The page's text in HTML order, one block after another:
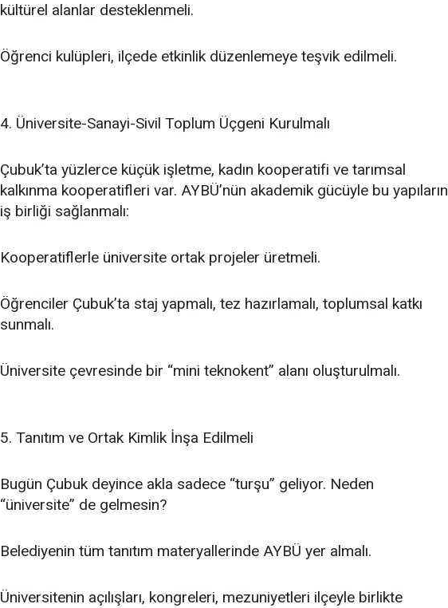
kültürel alanlar desteklenmeli.
Öğrenci kulüpleri, ilçede etkinlik düzenlemeye teşvik edilmeli.
4. Üniversite-Sanayi-Sivil Toplum Üçgeni Kurulmalı
Çubuk’ta yüzlerce küçük işletme, kadın kooperatifi ve tarımsal
kalkınma kooperatifleri var. AYBÜ’nün akademik gücüyle bu yapıların
iş birliği sağlanmalı:
Kooperatiflerle üniversite ortak projeler üretmeli.
Öğrenciler Çubuk’ta staj yapmalı, tez hazırlamalı, toplumsal katkı
sunmalı.
Üniversite çevresinde bir “mini teknokent” alanı oluşturulmalı.
5. Tanıtım ve Ortak Kimlik İnşa Edilmeli
Bugün Çubuk deyince akla sadece “turşu” geliyor. Neden
“üniversite” de gelmesin?
Belediyenin tüm tanıtım materyallerinde AYBÜ yer almalı.
Üniversitenin açılışları, kongreleri, mezuniyetleri ilçeyle birlikte